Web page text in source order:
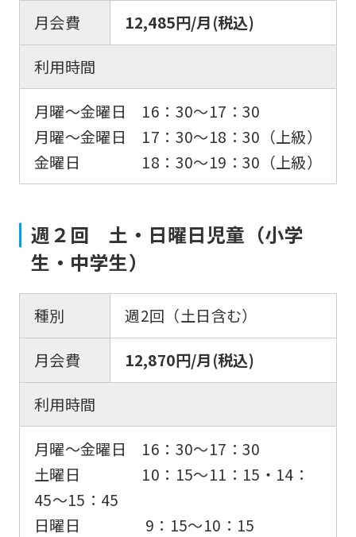
月会費
12,485円/月(税込)
利用時間
月曜〜金曜日 16：30〜17：30
月曜〜金曜日 17：30〜18：30（上級）
金曜日 18：30〜19：30（上級）
週２回 土・日曜日児童（小学
生・中学生）
種別
週2回（土日含む）
月会費
12,870円/月(税込)
利用時間
月曜〜金曜日 16：30〜17：30
土曜日 10：15〜11：15・14：
45〜15：45
日曜日 9：15～10：15